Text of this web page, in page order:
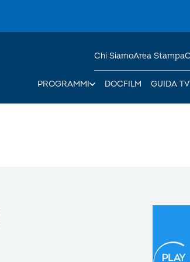
PROGRAMMI DOCFILM GUIDA TV
Chi SiamoArea Stampa